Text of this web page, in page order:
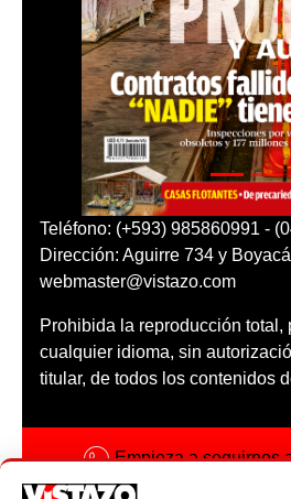
Teléfono: (+593) 985860991 -
Dirección: Aguirre 734 y
webmaster@vistazo.com
Prohibida la reproducción total,
cualquier idioma, sin
titular, de todos los contenidos
Empieza a seguirnos